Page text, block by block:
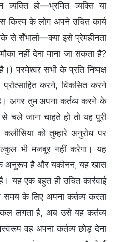
व्यक्ति हो—भ्रमित व्यक्ति या
किस्म के लोग अपने उचित कार्य
से सँभालो—क्या इसे प्रेमहीनता
नहीं देना माना जा सकता है?
परमेश्वर सभी के प्रति निष्पक्ष
करने, विकसित करने
अगर तुम अपना कर्तव्य करने के
चले जाना चाहते हो तो यह पूरी
कलीसिया को तुम्हारे अनुरोध पर
भी मजबूर नहीं करेगा। यह
अनुरूप है और यकीनन, यह खास
यह एक बहुत ही उचित कार्रवाई
के लिए अपना कर्तव्य करता
लगता है, अब उसे यह कर्तव्य
वह अपना कर्तव्य छोड़ देना